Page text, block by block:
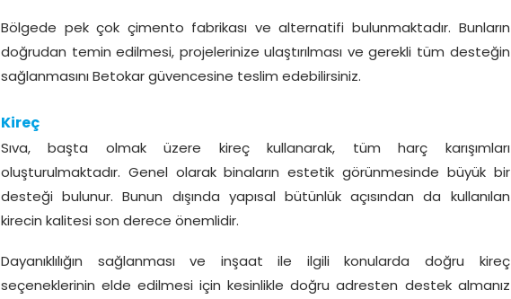
Bölgede pek çok çimento fabrikası ve alternatifi bulunmaktadır. Bunların
doğrudan temin edilmesi, projelerinize ulaştırılması ve gerekli tüm desteğin
sağlanmasını Betokar güvencesine teslim edebilirsiniz.
Kireç
Sıva, başta olmak üzere kireç kullanarak, tüm harç karışımları
oluşturulmaktadır. Genel olarak binaların estetik görünmesinde büyük bir
desteği bulunur. Bunun dışında yapısal bütünlük açısından da kullanılan
kirecin kalitesi son derece önemlidir.
Dayanıklılığın sağlanması ve inşaat ile ilgili konularda doğru kireç
seçeneklerinin elde edilmesi için kesinlikle doğru adresten destek almanız